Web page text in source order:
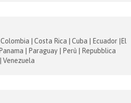
| Costa Rica | Cuba | Ecuador |El
| Paraguay | Perù | Repubblica
Venezuela